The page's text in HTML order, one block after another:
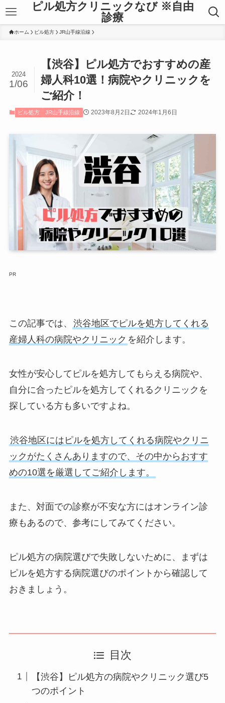
ピル処方クリニックなび ※自由
診療
ホーム ピル処方 JR山手線沿線
【渋谷】ピル処方でおすすめの産
婦人科10選！病院やクリニックを
ご紹介！
2024
1/06
ピル処方 JR山手線沿線 2023年8月2日 2024年1月6日
PR
この記事では、
渋谷地区でピルを処方してくれる
産婦人科の病院やクリニック を紹介します。
女性が安心してピルを処方してもらえる病院や、
自分に合ったピルを処方してくれるクリニックを
探している方も多いですよね。
渋谷地区にはピルを処方してくれる病院やクリニ
ックがたくさんありますので、その中からおすす
めの10選を厳選してご紹介します。
また、対面での診察が不安な方にはオンライン診
療もあるので、参考にしてみてください。
ピル処方の病院選びで失敗しないために、まずは
ピルを処方する病院選びのポイントから確認して
おきましょう。
目次
【渋谷】ピル処方の病院やクリニック選び5
つのポイント